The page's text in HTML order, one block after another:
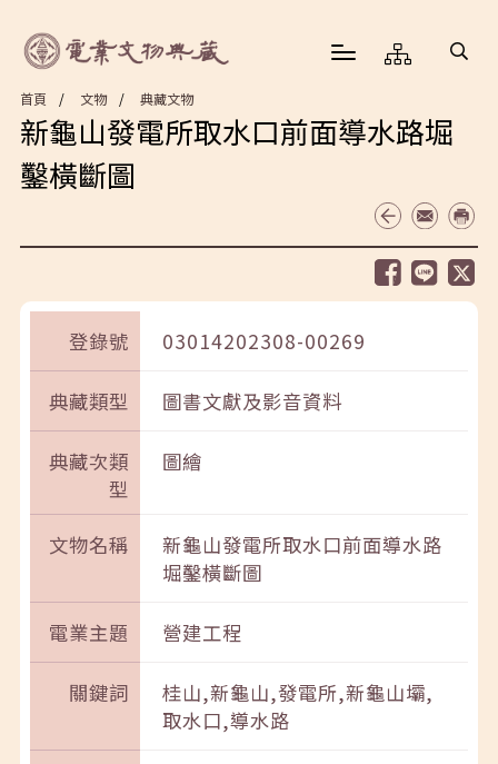
首頁 文物 典藏文物
新龜山發電所取水口前面導水路堀
鑿橫斷圖
登錄號 03014202308-00269
典藏類型 圖書文獻及影音資料
典藏次類
型
圖繪
文物名稱
新龜山發電所取水口前面導水路
堀鑿橫斷圖
電業主題 營建工程
關鍵詞
桂山,新龜山,發電所,新龜山壩,
取水口,導水路